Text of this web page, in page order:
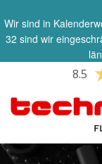
Wir sind in
32 sind wir
8.5